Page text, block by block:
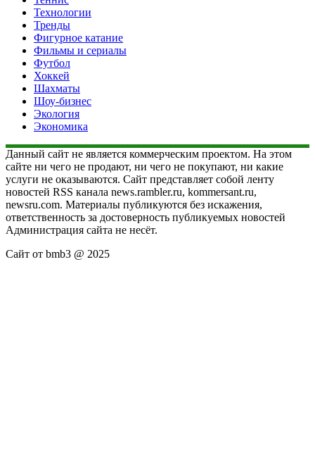
Технологии
Тренды
Фигурное катание
Фильмы и сериалы
Футбол
Хоккей
Шахматы
Шоу-бизнес
Экология
Экономика
Данный сайт не является коммерческим проектом. На этом
сайте ни чего не продают, ни чего не покупают, ни какие
услуги не оказываются. Сайт представляет собой ленту
новостей RSS канала news.rambler.ru, kommersant.ru,
newsru.com. Материалы публикуются без искажения,
ответственность за достоверность публикуемых новостей
Администрация сайта не несёт.
Сайт от bmb3 @ 2025